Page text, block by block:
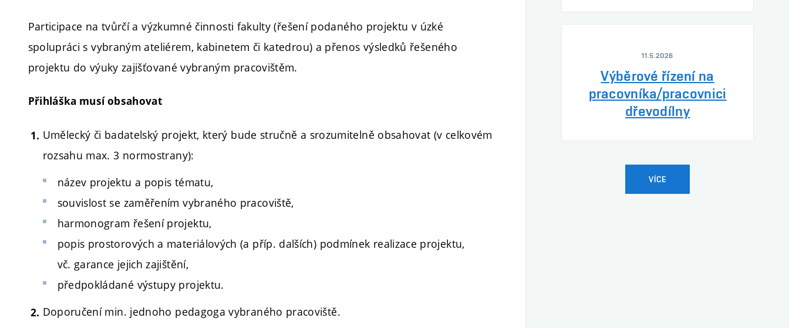
Participace na tvůrčí a výzkumné činnosti fakulty (řešení podaného projektu v úzké
spolupráci s vybraným ateliérem, kabinetem či katedrou) a přenos výsledků řešeného
projektu do výuky zajišťované vybraným pracovištěm.
Přihláška musí obsahovat
Umělecký či badatelský projekt, který bude stručně a srozumitelně obsahovat (v celkovém
rozsahu max. 3 normostrany):
název projektu a popis tématu,
souvislost se zaměřením vybraného pracoviště,
harmonogram řešení projektu,
popis prostorových a materiálových (a příp. dalších) podmínek realizace projektu,
vč. garance jejich zajištění,
předpokládané výstupy projektu.
Doporučení min. jednoho pedagoga vybraného pracoviště.
11.5.2026
Výběrové řízení na
pracovníka/pracovnici
dřevodílny
VÍCE